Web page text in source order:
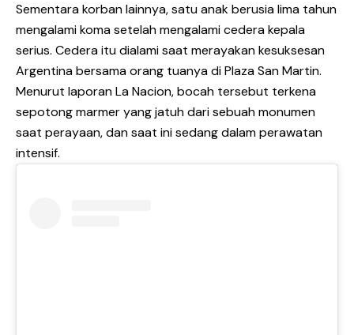
Sementara korban lainnya, satu anak berusia lima tahun
mengalami koma setelah mengalami cedera kepala
serius. Cedera itu dialami saat merayakan kesuksesan
Argentina bersama orang tuanya di Plaza San Martin.
Menurut laporan La Nacion, bocah tersebut terkena
sepotong marmer yang jatuh dari sebuah monumen
saat perayaan, dan saat ini sedang dalam perawatan
intensif.